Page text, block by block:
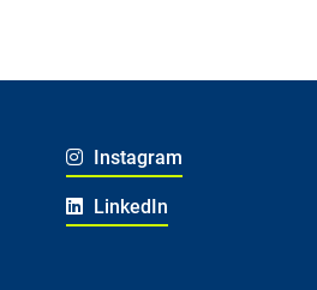
Instagram
LinkedIn